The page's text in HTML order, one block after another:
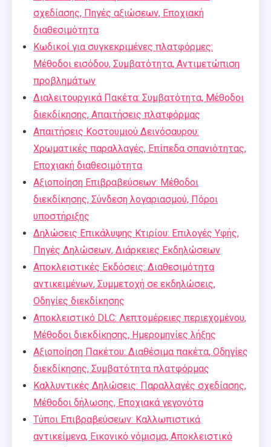
σχεδίασης, Πηγές αξιώσεων, Εποχιακή
διαθεσιμότητα
Κωδικοί για συγκεκριμένες πλατφόρμες:
Μέθοδοι εισόδου, Συμβατότητα, Αντιμετώπιση
προβλημάτων
Διαλειτουργικά Πακέτα: Συμβατότητα, Μέθοδοι
διεκδίκησης, Απαιτήσεις πλατφόρμας
Απαιτήσεις Κοστουμιού Δεινόσαυρου:
Χρωματικές παραλλαγές, Επίπεδα σπανιότητας,
Εποχιακή διαθεσιμότητα
Αξιοποίηση Επιβραβεύσεων: Μέθοδοι
διεκδίκησης, Σύνδεση λογαριασμού, Πόροι
υποστήριξης
Δηλώσεις Επικάλυψης Κτιρίου: Επιλογές Υφής,
Πηγές Δηλώσεων, Διάρκειες Εκδηλώσεων
Αποκλειστικές Εκδόσεις: Διαθεσιμότητα
αντικειμένων, Συμμετοχή σε εκδηλώσεις,
Οδηγίες διεκδίκησης
Αποκλειστικό DLC: Λεπτομέρειες περιεχομένου,
Μέθοδοι διεκδίκησης, Ημερομηνίες λήξης
Αξιοποίηση Πακέτου: Διαθέσιμα πακέτα, Οδηγίες
διεκδίκησης, Συμβατότητα πλατφόρμας
Καλλυντικές Δηλώσεις: Παραλλαγές σχεδίασης,
Μέθοδοι δήλωσης, Εποχιακά γεγονότα
Τύποι Επιβραβεύσεων: Καλλωπιστικά
αντικείμενα, Εικονικό νόμισμα, Αποκλειστικό